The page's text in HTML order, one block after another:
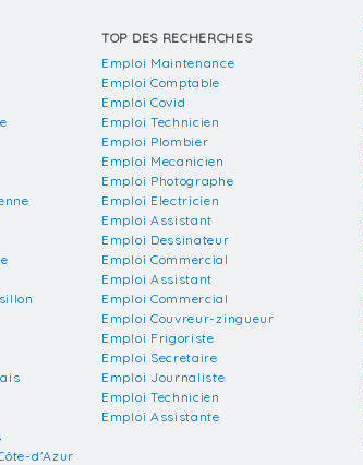
d'Azur
TOP DES RECHERCHES
Emploi Maintenance
Emploi Comptable
Emploi Covid
Emploi Technicien
Emploi Plombier
Emploi Mecanicien
Emploi Photographe
Emploi Electricien
Emploi Assistant
Emploi Dessinateur
Emploi Commercial
Emploi Assistant
Emploi Commercial
Emploi Couvreur-zingueur
Emploi Frigoriste
Emploi Secretaire
Emploi Journaliste
Emploi Technicien
Emploi Assistante